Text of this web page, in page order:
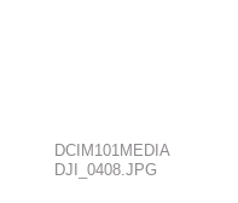
DCIM101MEDIA
DJI_0408.JPG